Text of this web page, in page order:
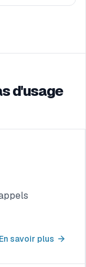
d'usage
En savoir plus